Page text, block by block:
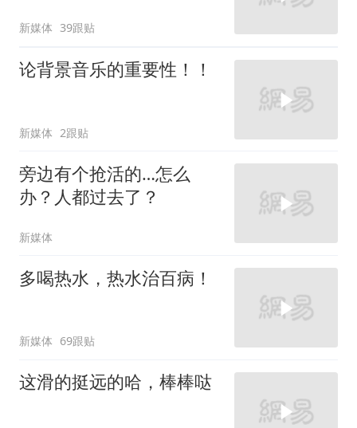
新媒体 39跟贴
论背景音乐的重要性！！
新媒体 2跟贴
旁边有个抢活的…怎么
办？人都过去了？
新媒体
多喝热水，热水治百病！
新媒体 69跟贴
这滑的挺远的哈，棒棒哒